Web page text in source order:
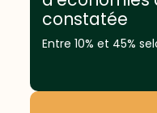
constatée
Entre 10% et 45%